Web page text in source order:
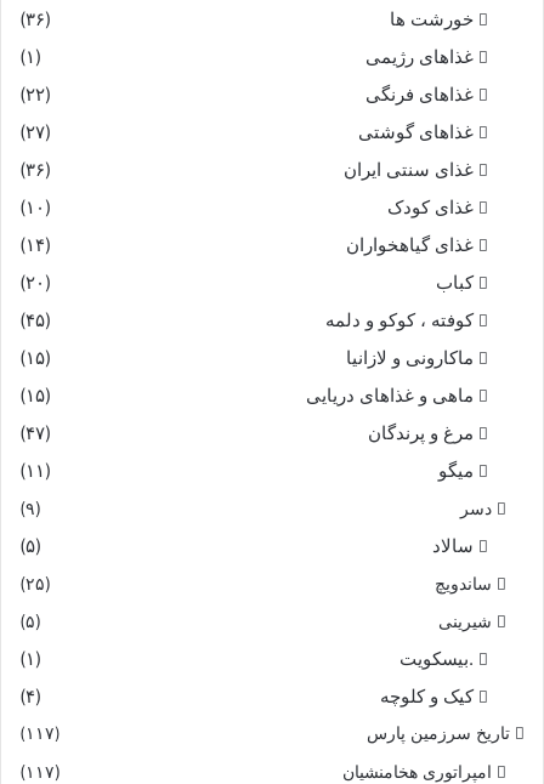
خورشت ها
(۳۶)
غذاهای رژیمی
(۱)
غذاهای فرنگی
(۲۲)
غذاهای گوشتی
(۲۷)
غذای سنتی ایران
(۳۶)
غذای کودک
(۱۰)
غذای گیاهخواران
(۱۴)
کباب
(۲۰)
کوفته ، کوکو و دلمه
(۴۵)
ماکارونی و لازانیا
(۱۵)
ماهی و غذاهای دریایی
(۱۵)
مرغ و پرندگان
(۴۷)
میگو
(۱۱)
دسر (۹)
سالاد (۵)
ساندویچ
(۲۵)
شیرینی
(۵)
.بیسکویت
(۱)
کیک و کلوچه
(۴)
تاریخ سرزمین پارس (۱۱۷)
امپراتوری هخامنشیان (۱۱۷)